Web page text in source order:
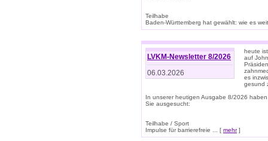
Teilhabe
Baden-Württemberg hat gewählt: wie es
LVKM-Newsletter 8/2026
06.03.2026
heute
auf
es
gesund
In unserer heutigen Ausgabe 8/2026
Sie ausgesucht:
Teilhabe / Sport
Impulse für barrierefreie ... [ mehr]